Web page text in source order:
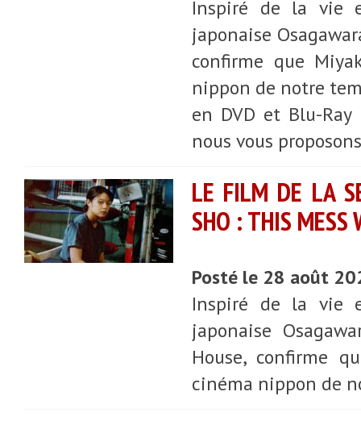
Inspiré de la vie
japonaise
confirme que
nippon de notre
en DVD et Blu-
nous vous
LE FILM DE LA
SHO : THIS MESS
Posté le 28 août
Inspiré de la vie
japonaise
House, confirme
cinéma nippon de